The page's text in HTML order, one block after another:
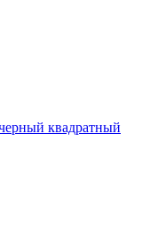
квадратный